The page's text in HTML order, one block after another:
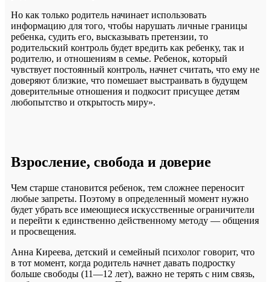
Но как только родитель начинает использовать
информацию для того, чтобы нарушать личные границы
ребенка, судить его, высказывать претензии, то
родительский контроль будет вредить как ребенку, так и
родителю, и отношениям в семье. Ребенок, который
чувствует постоянный контроль, начнет считать, что ему не
доверяют близкие, что помешает выстраивать в будущем
доверительные отношения и подкосит присущее детям
любопытство и открытость миру».
Взросление, свобода и доверие
Чем старше становится ребенок, тем сложнее переносит
любые запреты. Поэтому в определенный момент нужно
будет убрать все имеющиеся искусственные ограничители
и перейти к единственно действенному методу — общения
и просвещения.
Анна Киреева, детский и семейный психолог говорит, что
в тот момент, когда родитель начнет давать подростку
больше свободы (11—12 лет), важно не терять с ним связь,